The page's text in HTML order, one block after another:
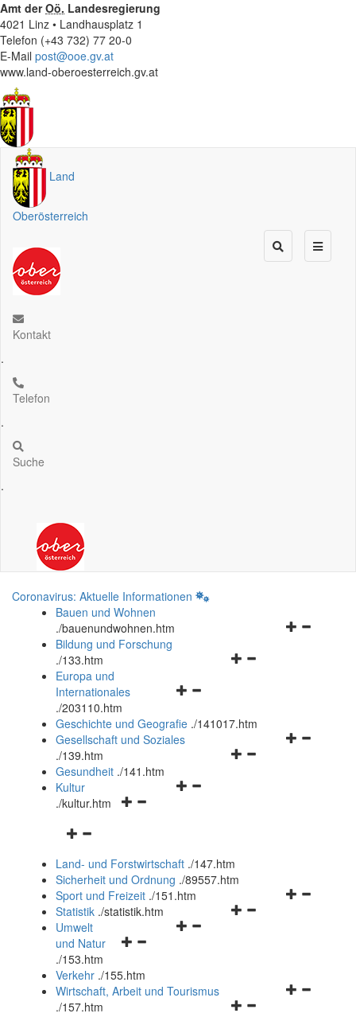
Amt derOö. Landesregierung
4021 Linz • Landhausplatz 1
Telefon (+43 732) 77 20-0
E-Mail post@ooe.gv.at
www.land-oberoesterreich.gv.at
Land
Oberösterreich
Kontakt
.
Telefon
.
Suche
.
Coronavirus: Aktuelle Informationen
Bauen und Wohnen
./bauenundwohnen.htm
Navigationsmenü
Bildung und Forschung
./133.htm
Navigationsmenü
und
schließen
Europa und
Internationales
./203110.htm
Geschichte und Geografie ./141017.htm
Navigationsmenü
Gesellschaft und Soziales
./139.htm
Navigationsmenü
Gesundheit ./141.htm
Navigationsmenü
Kultur
./kultur.htm
Navigationsmenü
und
schließen
Land- und Forstwirtschaft ./147.htm
Sicherheit und Ordnung ./89557.htm
Navigationsmenü
Sport und Freizeit ./151.htm
Navigationsmenü
Statistik ./statistik.htm
Navigationsmenü
und
schließen
Umwelt
und Natur
./153.htm
Verkehr ./155.htm
Navigationsmenü
Wirtschaft, Arbeit und Tourismus
./157.htm